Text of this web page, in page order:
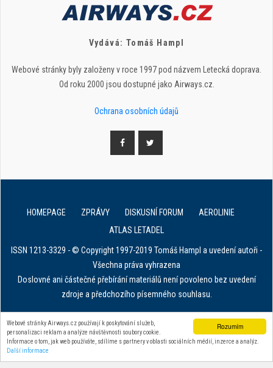
Rozumím
Webové stránky Airways.cz používají k poskytování služeb,
personalizaci reklam a analýze návštěvnosti soubory cookie.
Informace o tom, jak web používáte, sdílíme s partnery v oblasti sociálních médií, inzerce a analýz.
Další informace
Vydává: Tomáš Hampl
Webové stránky byly založeny v roce 1997 pod názvem Letecká doprava.
Od roku 2000 jsou dostupné jako Airways.cz.
Ochrana osobních údajů
HOMEPAGE ZPRÁVY DISKUSNÍ FORUM
AEROLINIE
ATLAS LETADEL
ISSN 1213-3329 - © Copyright 1997-2019 Tomáš Hampl a uvedení autoři -
Všechna práva vyhrazena
Doslovné ani částečné přebírání materiálů není povoleno bez uvedení
zdroje a předchozího písemného souhlasu.
E. in ART for african IVF clinics
Zařízení na stahování dat z tachografu